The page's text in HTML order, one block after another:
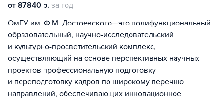
от 87840 р. за год
ОмГУ им. Ф.М. Достоевского—это полифункциональный
образовательный, научно-исследовательский
и культурно-просветительский комплекс,
осуществляющий на основе перспективных научных
проектов профессиональную подготовку
и переподготовку кадров по широкому перечню
направлений, обеспечивающих инновационное